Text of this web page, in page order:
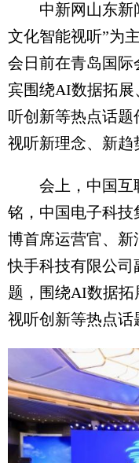
中新网山东新闻
文化智能视听”为
会日前在青岛国
宾围绕AI数据拓
听创新等热点话
视听新理念、新趋
会上，中国互
铭，中国电子科
博首席运营官、
快手科技有限公司
题，围绕AI数据拓
视听创新等热点话